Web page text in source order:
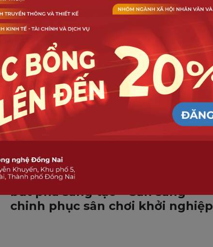
SINH VIÊN DNTU
Sinh viên Khoa Kinh tế, DNTU
bứt phá sáng tạo – Sẵn sàng
chinh phục sân chơi khởi nghiệp